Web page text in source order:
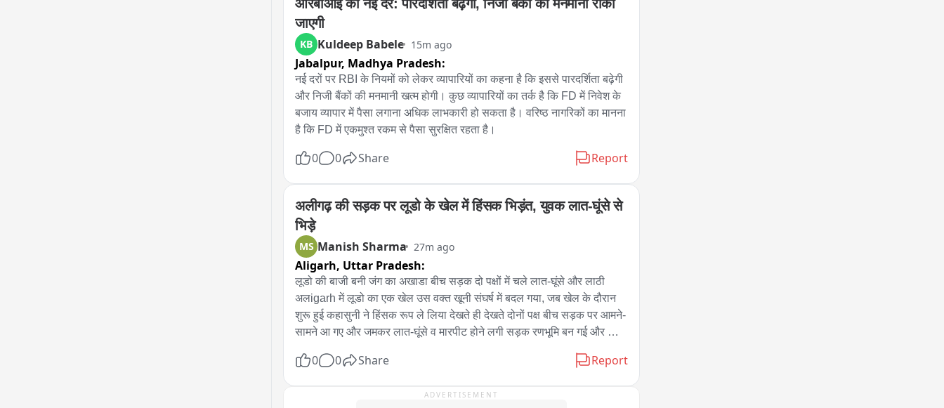
आरबीआई की नई दरें: पारदर्शिता बढ़ेगी, निजी बैंकों की मनमानी रोकी
जाएगी
KB Kuldeep Babele 15m ago
Jabalpur, Madhya Pradesh:
नई दरों पर RBI के नियमों को लेकर व्यापारियों का कहना है कि इससे पारदर्शिता बढ़ेगी
और निजी बैंकों की मनमानी खत्म होगी। कुछ व्यापारियों का तर्क है कि FD में निवेश के
बजाय व्यापार में पैसा लगाना अधिक लाभकारी हो सकता है। वरिष्ठ नागरिकों का मानना
है कि FD में एकमुश्त रकम से पैसा सुरक्षित रहता है।
0 0 Share Report
अलीगढ़ की सड़क पर लूडो के खेल में हिंसक भिड़ंत, युवक लात-घूंसे से
भिड़े
MS Manish Sharma 27m ago
Aligarh, Uttar Pradesh:
लूडो की बाजी बनी जंग का अखाडा बीच सड़क दो पक्षों में चले लात-घूंसे और लाठी
अलigarh में लूडो का एक खेल उस वक्त खूनी संघर्ष में बदल गया, जब खेल के दौरान
शुरू हुई कहासुनी ने हिंसक रूप ले लिया देखते ही देखते दोनों पक्ष बीच सड़क पर आमने-
सामने आ गए और जमकर लात-घूंसे व मारपीट होने लगी सड़क रणभूमि बन गई और
पर तेजी से वायरल हो रहा है पुलिस वीडियो के आधार पर मारपीट करने वाले युवकों की
0 0 Share Report
ADVERTISEMENT